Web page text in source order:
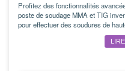
Profitez des fonctionnalités
poste de soudage MMA et TIG
pour effectuer des soudures de